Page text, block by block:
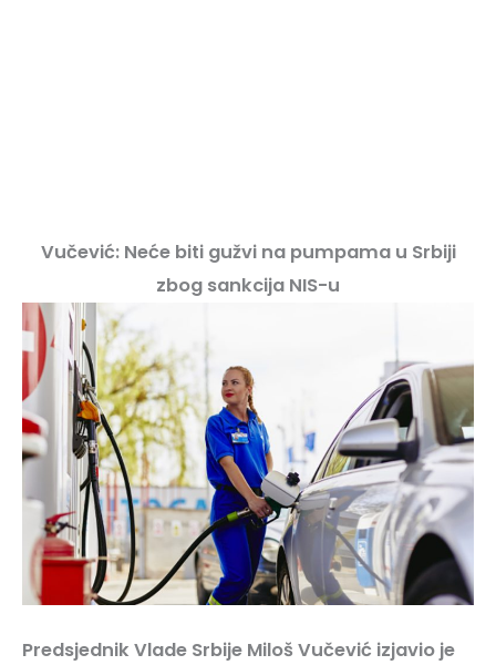
Vučević: Neće biti gužvi na pumpama u Srbiji
zbog sankcija NIS-u
Predsjednik Vlade Srbije Miloš Vučević izjavio je